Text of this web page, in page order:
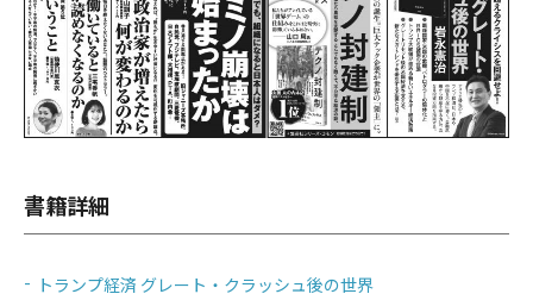
書籍詳細
トランプ経済 グレート・クラッシュ後の世界